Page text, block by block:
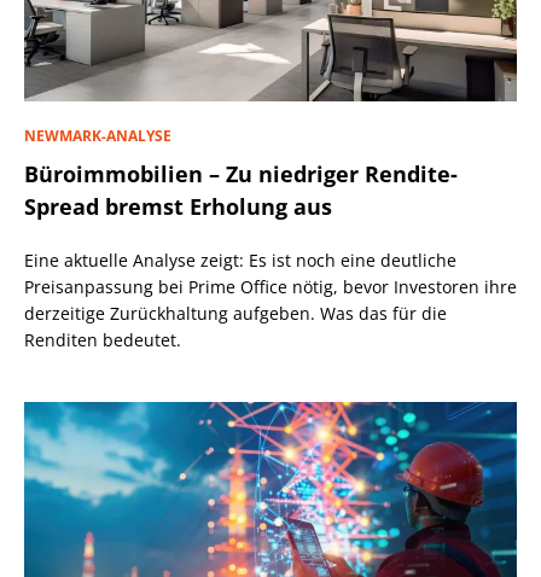
NEWMARK-ANALYSE
Büroimmobilien – Zu niedriger Rendite-
Spread bremst Erholung aus
Eine aktuelle Analyse zeigt: Es ist noch eine deutliche
Preisanpassung bei Prime Office nötig, bevor Investoren ihre
derzeitige Zurückhaltung aufgeben. Was das für die
Renditen bedeutet.